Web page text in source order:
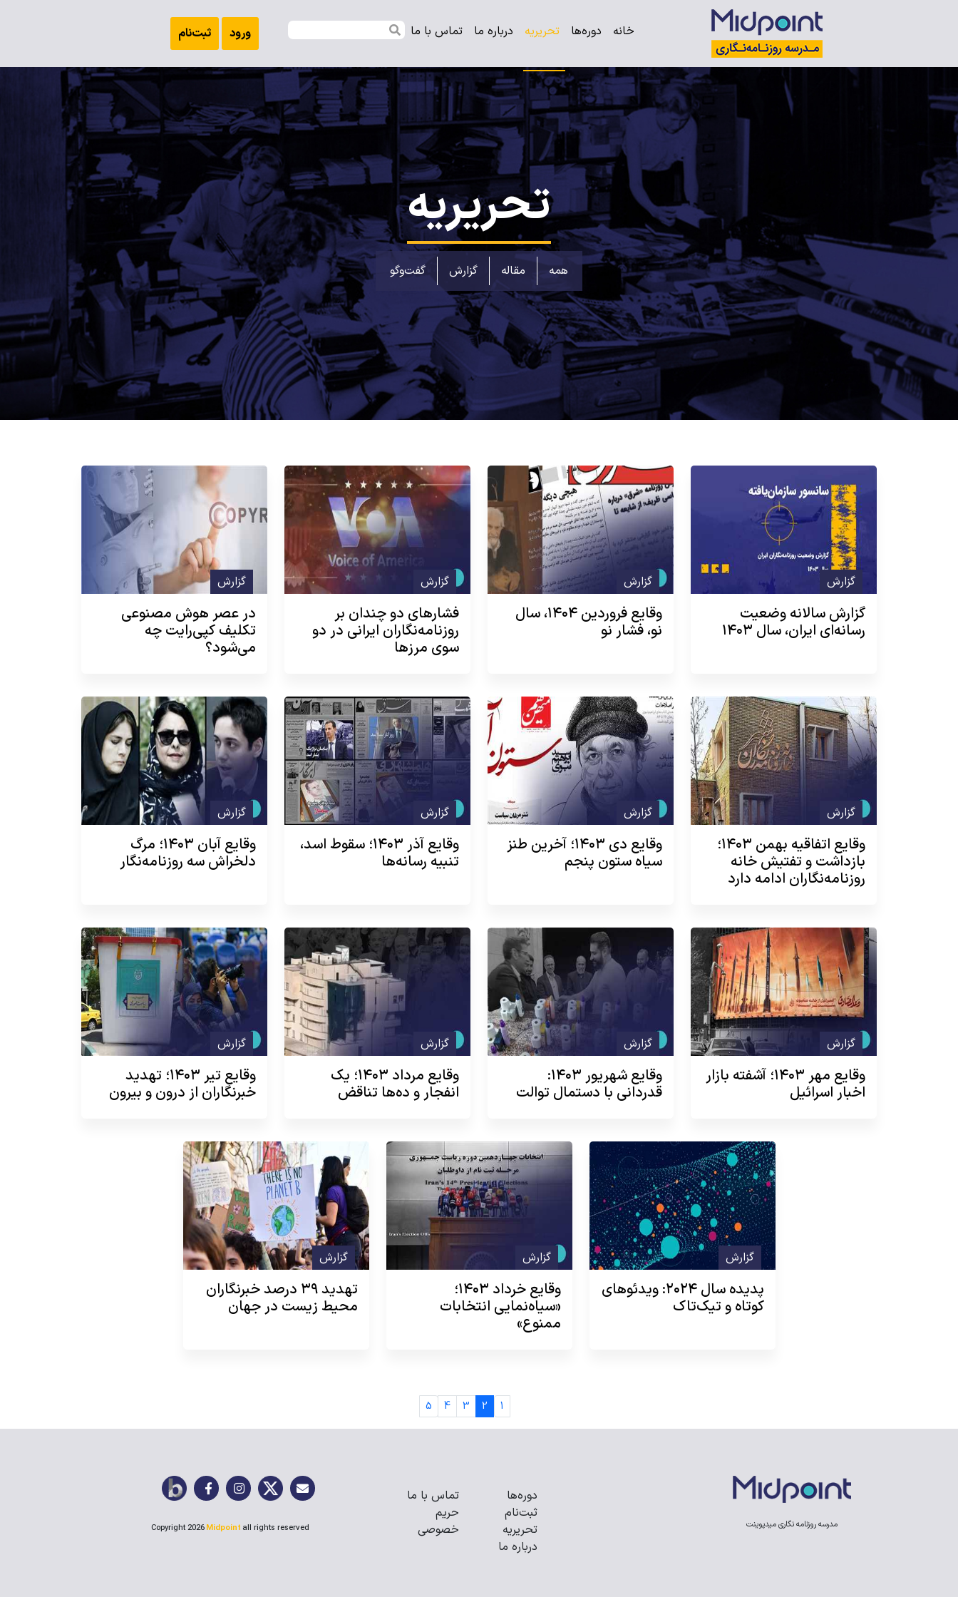
خانه دوره‌ها تحریریه درباره ‌ما تماس‌ با ‌ما ورود ثبت‌نام
تحریریه
همه مقاله گزارش گفت‌وگو
گزارش
گزارش سالانه وضعیت
رسانه‌ای ایران، سال ۱۴۰۳
گزارش
وقایع فروردین ۱۴۰۴، سال
نو، فشار نو
گزارش
فشارهای دو چندان بر
روزنامه‌نگاران ایرانی در دو
سوی مرزها
گزارش
در عصر هوش مصنوعی
تکلیف کپی‌رایت چه
می‌شود؟
گزارش
وقایع اتفاقیه بهمن ۱۴۰۳؛
بازداشت و تفتیش خانه
روزنامه‌نگاران ادامه دارد
گزارش
وقایع دی ۱۴۰۳؛ آخرین طنز
سیاه ستون پنجم
گزارش
وقایع آذر ۱۴۰۳؛ سقوط اسد،
تنبیه رسانه‌ها
گزارش
وقایع آبان ۱۴۰۳؛ مرگ
دلخراش سه روزنامه‌نگار
گزارش
وقایع‌ مهر ۱۴۰۳؛ آشفته بازار
اخبار اسرائیل
گزارش
وقایع شهریور ۱۴۰۳:
قدردانی با دستمال توالت
گزارش
وقایع مرداد ۱۴۰۳؛ یک
انفجار و ده‌ها تناقض
گزارش
وقایع تیر ۱۴۰۳؛ تهدید
خبرنگاران از درون و بیرون
گزارش
پدیده سال ۲۰۲۴: ویدئوهای
کوتاه و تیک‌تاک
گزارش
وقایع خرداد ۱۴۰۳؛
«سیاه‌نمایی انتخابات
ممنوع»
گزارش
تهدید ۳۹ درصد خبرنگاران
محیط زیست در جهان
1
2
3
4
5
مدرسه روزنامه نگاری میدپوینت
دوره‌ها
ثبت‌نام
تحریریه
درباره ما
تماس با ما
حریم
خصوصی
Copyright 2026Midpoint all rights reserved